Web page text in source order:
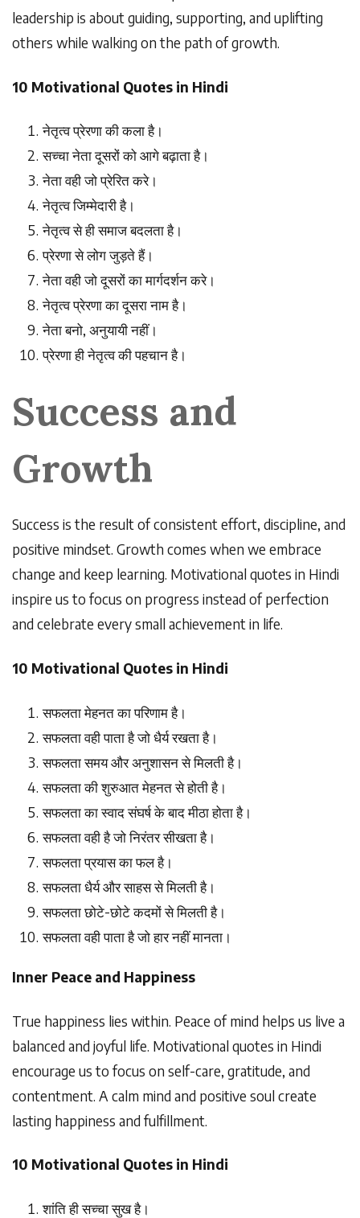
leadership is about guiding, supporting, and uplifting
others while walking on the path of growth.
10 Motivational Quotes in Hindi
नेतृत्वप्रेरणाकीकलाहै।
सच्चानेतादूसरोंकोआगेबढ़ाताहै।
नेतावहीजोप्रेरितकरे।
नेतृत्वजिम्मेदारीहै।
नेतृत्वसेहीसमाजबदलताहै।
प्रेरणासेलोगजुड़तेहैं।
नेतावहीजोदूसरोंकामार्गदर्शनकरे।
नेतृत्वप्रेरणाकादूसरानामहै।
नेताबनो, अनुयायीनहीं।
प्रेरणाहीनेतृत्वकीपहचानहै।
Success and
Growth
Success is the result of consistent effort, discipline, and
positive mindset. Growth comes when we embrace
change and keep learning. Motivational quotes in Hindi
inspire us to focus on progress instead of perfection
and celebrate every small achievement in life.
10 Motivational Quotes in Hindi
सफलतामेहनतकापरिणामहै।
सफलतावहीपाताहैजोधैर्यरखताहै।
सफलतासमयऔरअनुशासनसेमिलतीहै।
सफलताकीशुरुआतमेहनतसेहोतीहै।
सफलताकास्वादसंघर्षकेबादमीठाहोताहै।
सफलतावहीहैजोनिरंतरसीखताहै।
सफलताप्रयासकाफलहै।
सफलताधैर्यऔरसाहससेमिलतीहै।
सफलताछोटे-छोटेकदमोंसेमिलतीहै।
सफलतावहीपाताहैजोहारनहींमानता।
Inner Peace and Happiness
True happiness lies within. Peace of mind helps us live a
balanced and joyful life. Motivational quotes in Hindi
encourage us to focus on self-care, gratitude, and
contentment. A calm mind and positive soul create
lasting happiness and fulfillment.
10 Motivational Quotes in Hindi
शांतिहीसच्चासुखहै।